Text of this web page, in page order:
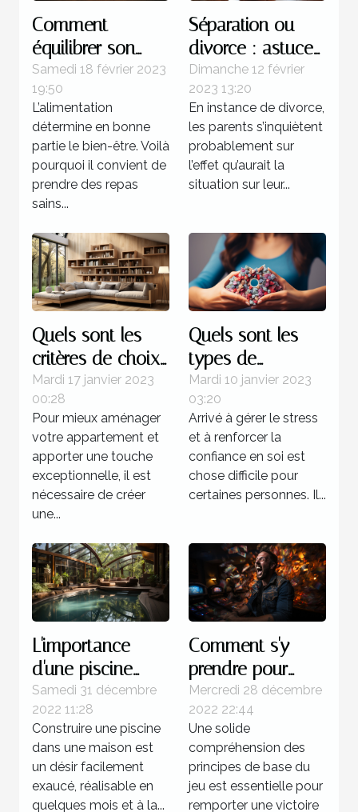
Comment
équilibrer son
alimentation ?
Samedi 18 février 2023
19:50
L’alimentation
détermine en bonne
partie le bien-être. Voilà
pourquoi il convient de
prendre des repas
sains...
Séparation ou
divorce : astuces
pour atténuer la
souffrance des
enfants
Dimanche 12 février
2023 13:20
En instance de divorce,
les parents s’inquiètent
probablement sur
l’effet qu’aurait la
situation sur leur...
Quels sont les
critères de choix
d’une étagère
murale à livres ?
Mardi 17 janvier 2023
00:28
Pour mieux aménager
votre appartement et
apporter une touche
exceptionnelle, il est
nécessaire de créer
une...
Quels sont les
types de
formation pour
devenir un
sophrologue ?
Mardi 10 janvier 2023
03:20
Arrivé à gérer le stress
et à renforcer la
confiance en soi est
chose difficile pour
certaines personnes. Il...
L'importance
d'une piscine
dans une maison
Samedi 31 décembre
2022 11:28
Construire une piscine
dans une maison est
un désir facilement
exaucé, réalisable en
quelques mois et à la...
Comment s'y
prendre pour
gagner d'une
manière certaine
au multi ?
Mercredi 28 décembre
2022 22:44
Une solide
compréhension des
principes de base du
jeu est essentielle pour
remporter une victoire